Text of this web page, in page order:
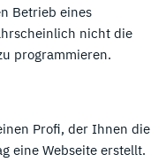
Betrieb eines
nicht die
programmieren.
Profi, der Ihnen die
eine Webseite erstellt.